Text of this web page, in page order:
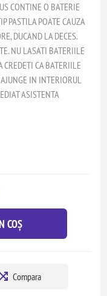
CONTINE O BATERIE
PASTILA POATE CAUZA
DUCAND LA DECES.
NU LASATI BATERIILE
CA BATERIILE
IN INTERIORUL
ASISTENTA
COȘ
Compara